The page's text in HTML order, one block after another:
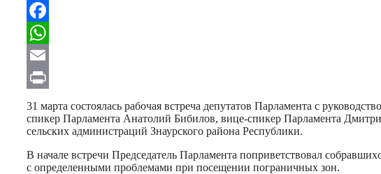
Telegram
Facebook
WhatsApp
Email
Print
31 марта состоялась рабочая встреча депутатов Парламента с
спикер Парламента Анатолий Бибилов, вице-спикер Парламента
сельских администраций Знаурского района Республики.
В начале встречи Председатель Парламента поприветствовал
с определенными проблемами при посещении пограничных зон.